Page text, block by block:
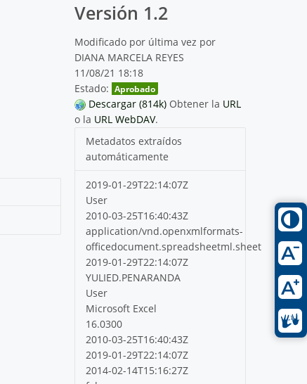
Versión 1.2
Modificado por última vez por
DIANA MARCELA REYES
11/08/21 18:18
Estado: Aprobado
Descargar (814k) Obtener la URL
o la URL WebDAV.
Metadatos extraídos
automáticamente
2019-01-29T22:14:07Z
User
2010-03-25T16:40:43Z
application/vnd.openxmlformats-
officedocument.spreadsheetml.sheet
2019-01-29T22:14:07Z
YULIED.PENARANDA
User
Microsoft Excel
16.0300
2010-03-25T16:40:43Z
2019-01-29T22:14:07Z
2014-02-14T15:16:27Z